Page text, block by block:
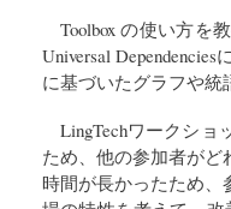
Toolbox の使い方を
Universal
に基づいたグラフや統
LingTechワークシ
ため、他の参加者が
時間が長かったため、